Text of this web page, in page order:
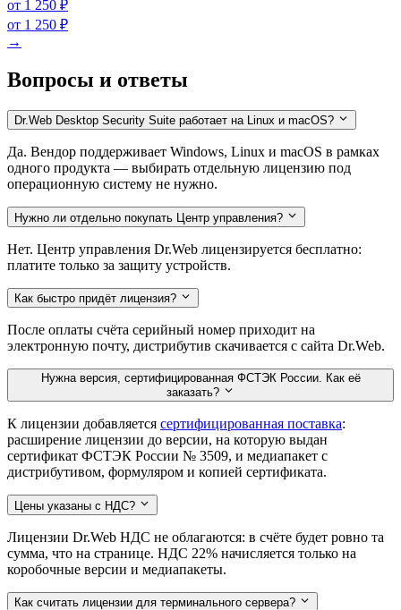
от 1 250 ₽
от 1 250 ₽
→
Вопросы и ответы
Dr.Web Desktop Security Suite работает на Linux и macOS?
Да. Вендор поддерживает Windows, Linux и macOS в рамках
одного продукта — выбирать отдельную лицензию под
операционную систему не нужно.
Нужно ли отдельно покупать Центр управления?
Нет. Центр управления Dr.Web лицензируется бесплатно:
платите только за защиту устройств.
Как быстро придёт лицензия?
После оплаты счёта серийный номер приходит на
электронную почту, дистрибутив скачивается с сайта Dr.Web.
Нужна версия, сертифицированная ФСТЭК России. Как её
заказать?
К лицензии добавляется сертифицированная поставка:
расширение лицензии до версии, на которую выдан
сертификат ФСТЭК России № 3509, и медиапакет с
дистрибутивом, формуляром и копией сертификата.
Цены указаны с НДС?
Лицензии Dr.Web НДС не облагаются: в счёте будет ровно та
сумма, что на странице. НДС 22% начисляется только на
коробочные версии и медиапакеты.
Как считать лицензии для терминального сервера?